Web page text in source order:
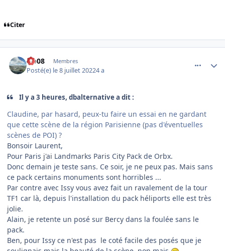
Citer
clo08 Membres
Posté(e) le 8 juillet 20224 a
Il y a 3 heures, dbalternative a dit :
Claudine, par hasard, peux-tu faire un essai en ne gardant
que cette scène de la région Parisienne (pas d'éventuelles
scènes de POI) ?
Bonsoir Laurent,
Pour Paris j'ai Landmarks Paris City Pack de Orbx.
Donc demain je teste sans. Ce soir, je ne peux pas. Mais sans
ce pack certains monuments sont horribles ...
Par contre avec Issy vous avez fait un ravalement de la tour
TF1 car là, depuis l'installation du pack héliports elle est très
jolie.
Alain, je retente un posé sur Bercy dans la foulée sans le
pack.
Ben, pour Issy ce n'est pas le coté facile des posés que je